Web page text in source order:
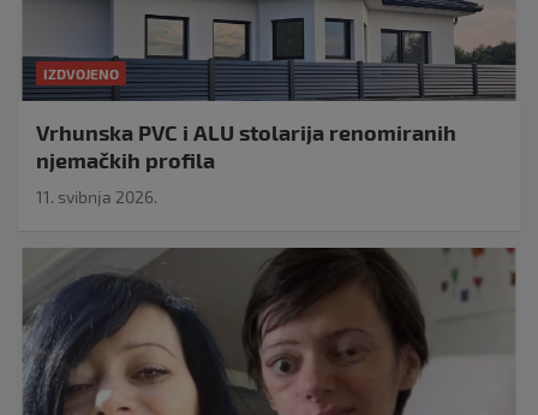
IZDVOJENO
Vrhunska PVC i ALU stolarija renomiranih
njemačkih profila
11. svibnja 2026.